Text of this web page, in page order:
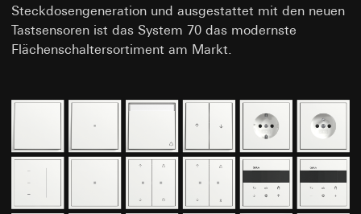
Steckdosengeneration und ausgestattet mit den neuen
Tastsensoren ist das System 70 das modernste
Flächenschaltersortiment am Markt.